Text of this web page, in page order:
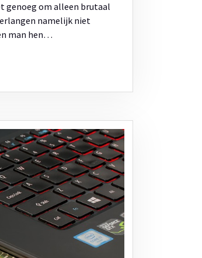
genoeg om alleen brutaal
namelijk niet
man hen…